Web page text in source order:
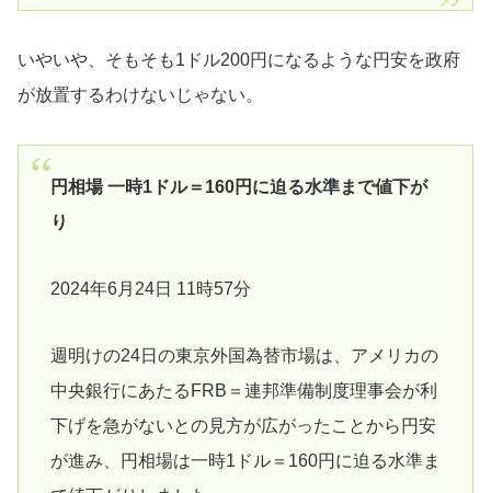
いやいや、そもそも1ドル200円になるような円安を政府
が放置するわけないじゃない。
円相場 一時1ドル＝160円に迫る水準まで値下が
り
2024年6月24日 11時57分
週明けの24日の東京外国為替市場は、アメリカの
中央銀行にあたるFRB＝連邦準備制度理事会が利
下げを急がないとの見方が広がったことから円安
が進み、円相場は一時1ドル＝160円に迫る水準ま